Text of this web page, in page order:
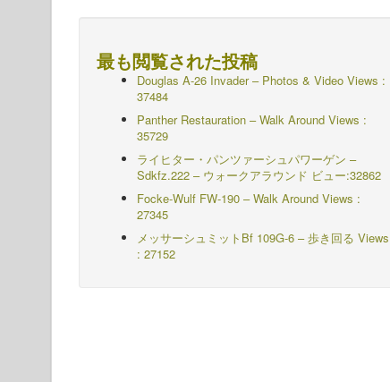
最も閲覧された投稿
Douglas A-26 Invader – Photos & Video Views :
37484
Panther Restauration – Walk Around Views :
35729
ライヒター・パンツァーシュパワーゲン –
Sdkfz.222 – ウォークアラウンド ビュー:32862
Focke-Wulf FW-190 – Walk Around Views :
27345
メッサーシュミットBf 109G-6 – 歩き回る Views
: 27152